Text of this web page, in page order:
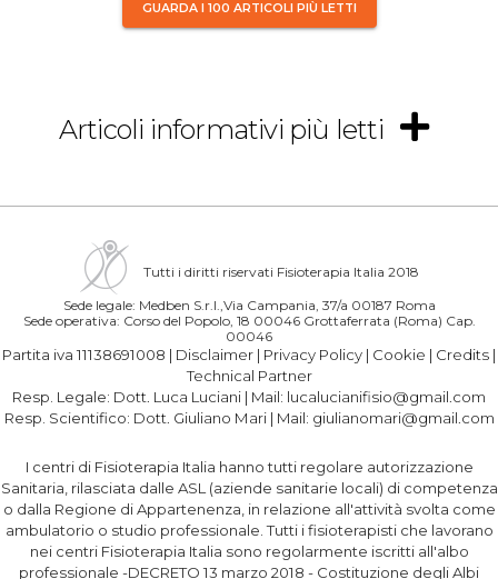
GUARDA I 100 ARTICOLI PIÙ LETTI
Articoli informativi più letti
Tutti i diritti riservati Fisioterapia Italia 2018
Sede legale: Medben S.r.l.,Via Campania, 37/a 00187 Roma
Sede operativa: Corso del Popolo, 18 00046 Grottaferrata (Roma) Cap.
00046
Partita iva 11138691008 | Disclaimer | Privacy Policy | Cookie | Credits |
Technical Partner
Resp. Legale: Dott. Luca Luciani | Mail: lucalucianifisio@gmail.com
Resp. Scientifico: Dott. Giuliano Mari| Mail: giulianomari@gmail.com
I centri di Fisioterapia Italia hanno tutti regolare autorizzazione
Sanitaria, rilasciata dalle ASL (aziende sanitarie locali) di competenza
o dalla Regione di Appartenenza, in relazione all'attività svolta come
ambulatorio o studio professionale. Tutti i fisioterapisti che lavorano
nei centri Fisioterapia Italia sono regolarmente iscritti all'albo
professionale -DECRETO 13 marzo 2018 - Costituzione degli Albi